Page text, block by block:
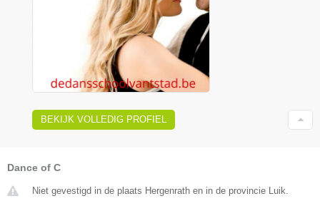
BEKIJK VOLLEDIG PROFIEL
Dance of C
Niet gevestigd in de plaats Hergenrath en in de provincie Luik.